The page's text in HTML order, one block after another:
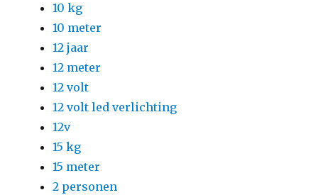
10 kg
10 meter
12 jaar
12 meter
12 volt
12 volt led verlichting
12v
15 kg
15 meter
2 personen